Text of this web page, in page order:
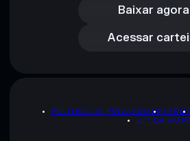
Baixar agora
Acessar
Acessar
POLÍTICA DE PRIVACIDADE
KIT DA